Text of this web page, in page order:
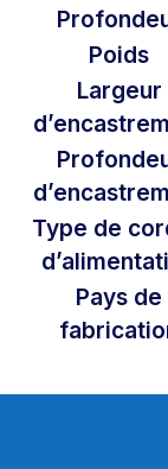
Poids
Largeur
Type de
Pays de